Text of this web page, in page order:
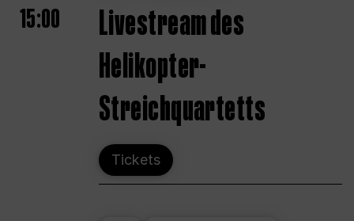
15:00
Livestream des
Helikopter-
Streichquartetts
Tickets